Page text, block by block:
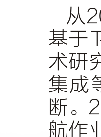
从
基于
术研
集成
断。
航作